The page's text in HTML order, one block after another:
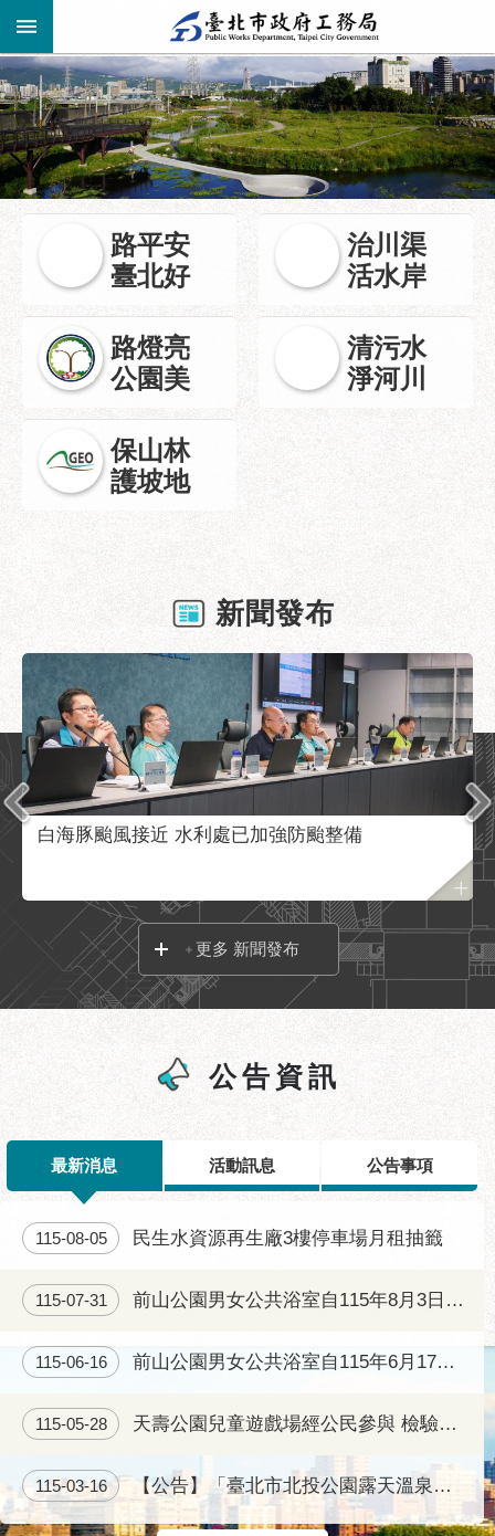
跳到主要內容區塊
進
階
搜
公
告
資
訊
服
關
府
資
訊
公
開
優
良
性
化
擾
防
治
政
園
地
民
服
務
路平安
臺北好
治川渠
活水岸
路燈亮
公園美
清污水
淨河川
保山林
護坡地
新聞發布
白海豚颱風接近 水利處已加強防颱整備
更多 新聞發布
公告資訊
最新消息 活動訊息 公告事項
115-08-05 民生水資源再生廠3樓停車場月租抽籤
115-07-31 前山公園男女公共浴室自115年8月3日(一)起正常開放
115-06-16 前山公園男女公共浴室自115年6月17日起將重新開放
115-05-28 天壽公園兒童遊戲場經公民參與 檢驗合格後已完工開放
115-03-16 【公告】「臺北市北投公園露天溫泉浴池及磺港公園泡腳池營運移轉促參前置作業（114S027）」之招商座談會計畫書